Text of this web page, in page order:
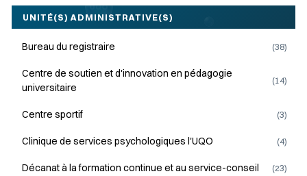
UNITÉ(S) ADMINISTRATIVE(S)
UQO
Bureau du registraire (38)
Centre de soutien et d'innovation en pédagogie
universitaire
(14)
Centre sportif (3)
Clinique de services psychologiques l'UQO (4)
Décanat à la formation continue et au service-conseil (23)